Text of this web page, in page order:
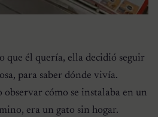
que él quería, ella decidió seguir
para saber dónde vivía.
cómo se instalaba en un
era un gato sin hogar.